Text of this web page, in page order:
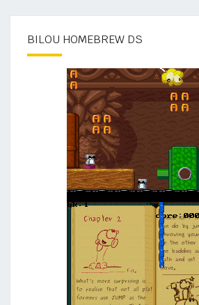
BILOU HOMEBREW DS